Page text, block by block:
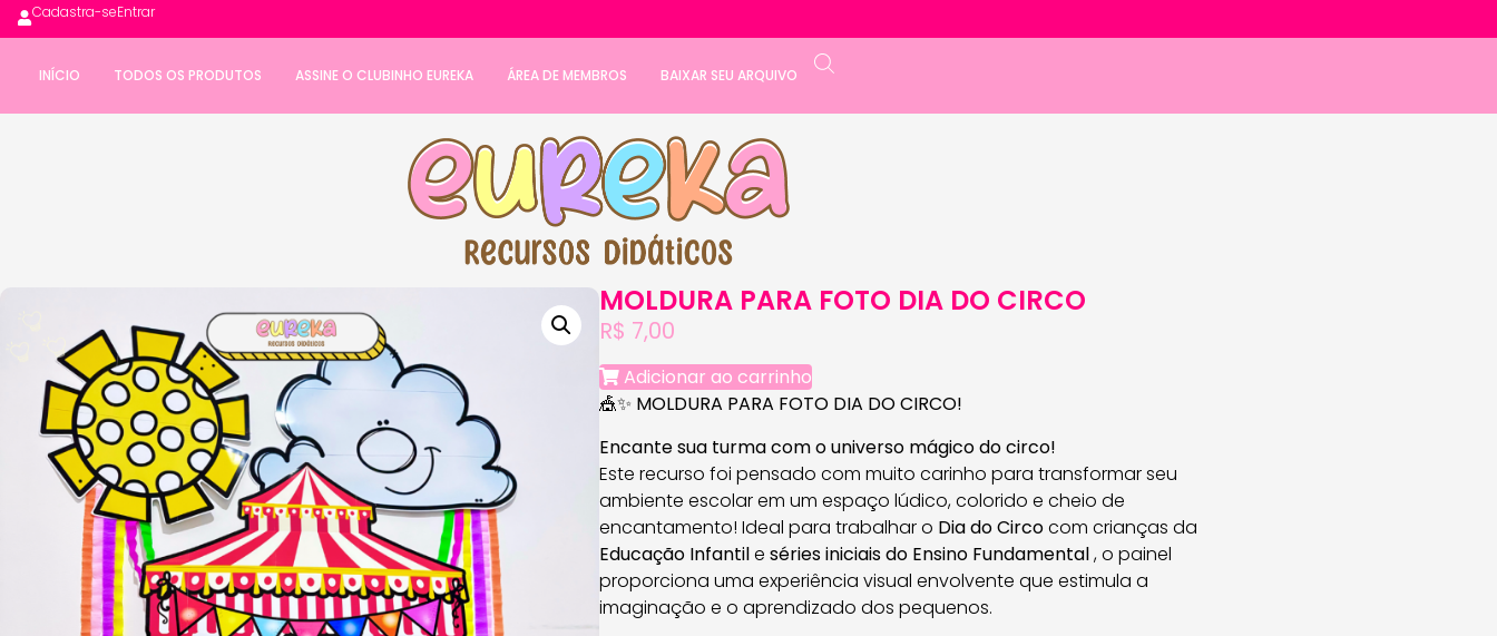
Cadastra-seEntrar
INÍCIO TODOS OS PRODUTOS ASSINE O CLUBINHO EUREKA ÁREA DE MEMBROS BAIXAR SEU ARQUIVO
MOLDURA PARA FOTO DIA DO CIRCO
R$ 7,00
Adicionar ao carrinho
🎪✨ MOLDURA PARA FOTO DIA DO CIRCO!
Encante sua turma com o universo mágico do circo!
Este recurso foi pensado com muito carinho para transformar seu
ambiente escolar em um espaço lúdico, colorido e cheio de
encantamento! Ideal para trabalhar o Dia do Circocom crianças da
Educação Infantile séries iniciais do Ensino Fundamental, o painel
proporciona uma experiência visual envolvente que estimula a
imaginação e o aprendizado dos pequenos.